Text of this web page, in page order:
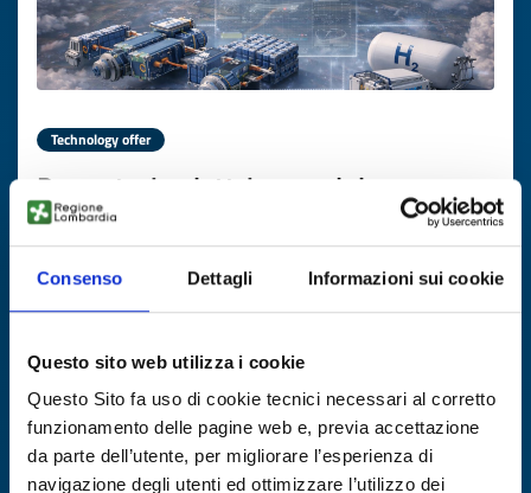
Consenso Dettagli Informazioni sui cookie
Questo sito web utilizza i cookie
Questo Sito fa uso di cookie tecnici necessari al corretto
funzionamento delle pagine web e, previa accettazione
da parte dell’utente, per migliorare l’esperienza di
navigazione degli utenti ed ottimizzare l’utilizzo dei
Technology offer
Powertrain elettrico modulare per
aeromobile a 4 posti sviluppato in UK
ID: TOGB20251124005
Expires on21 novembre 2026